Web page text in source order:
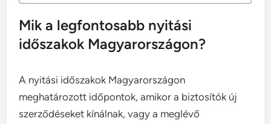
Mik a legfontosabb nyitási
időszakok Magyarországon?
A nyitási időszakok Magyarországon
meghatározott időpontok, amikor a biztosítók új
szerződéseket kínálnak, vagy a meglévő